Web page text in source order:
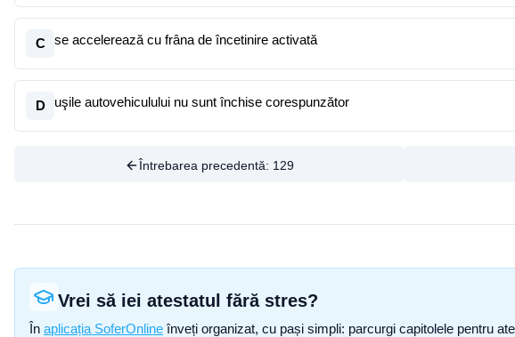
C se accelerează cu frâna de încetinire activată
D uşile autovehiculului nu sunt închise corespunzător
Întrebarea precedentă: 129
Vrei să iei atestatul fără stres?
În aplicația SoferOnline înveți organizat, cu pași simpli: parcurgi capitolele pentru